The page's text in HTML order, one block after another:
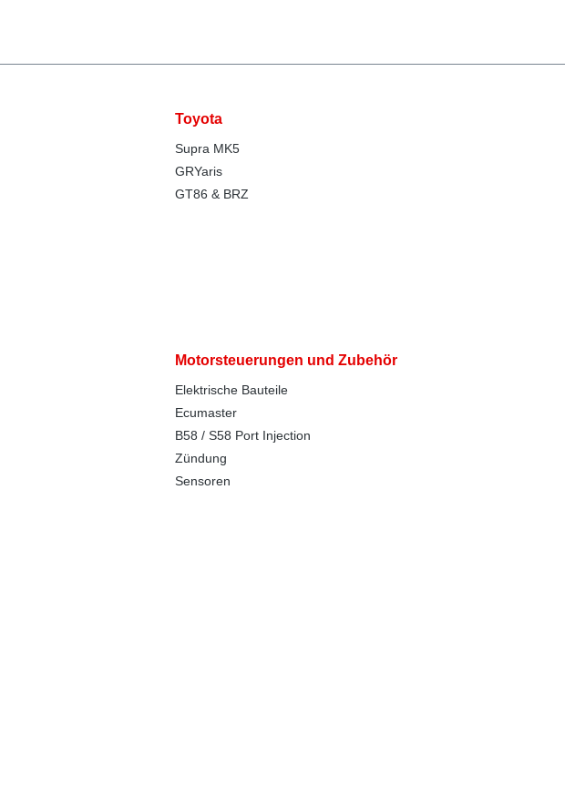
Toyota
Supra MK5
GRYaris
GT86 & BRZ
Motorsteuerungen und Zubehör
Elektrische Bauteile
Ecumaster
B58 / S58 Port Injection
Zündung
Sensoren